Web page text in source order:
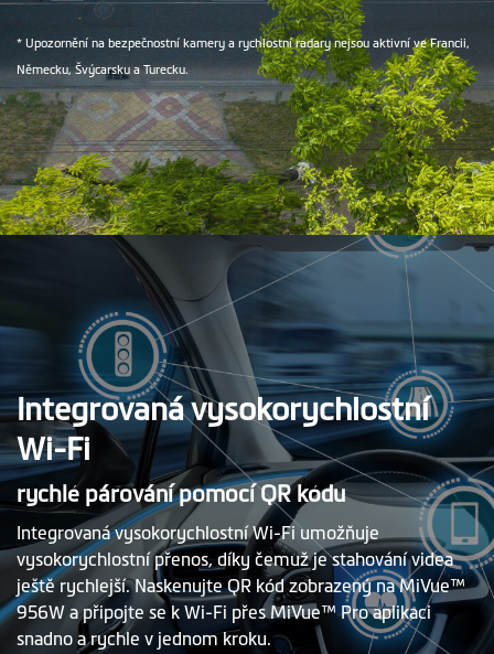
* Upozornění na bezpečnostní kamery a rychlostní radary nejsou aktivní ve Francii,
Německu, Švýcarsku a Turecku.
Integrovaná vysokorychlostní
Wi-Fi
rychlé párování pomocí QR kódu
Integrovaná vysokorychlostní Wi-Fi umožňuje
vysokorychlostní přenos, díky čemuž je stahování videa
ještě rychlejší. Naskenujte QR kód zobrazený na MiVue™
956W a připojte se k Wi-Fi přes MiVue™ Pro aplikaci
snadno a rychle v jednom kroku.